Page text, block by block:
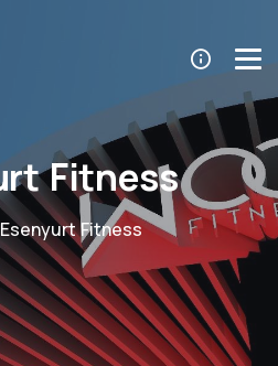
Fitness
Esenyurt Fitness